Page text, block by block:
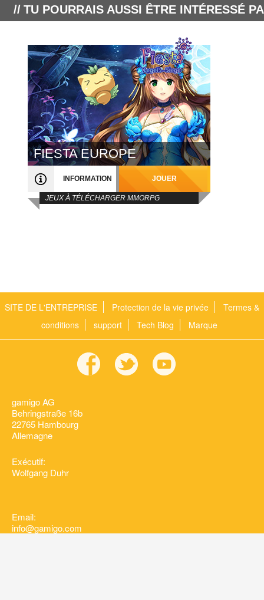
TU POURRAIS AUSSI ÊTRE INTÉRESSÉ
FIESTA EUROPE
INFORMATION JOUER
JEUX À TÉLÉCHARGER MMORPG
SITE DE L'ENTREPRISE Protection de la vie privée
Termes &
conditions
support Tech Blog Marque
gamigo AG
Behringstraße 16b
22765 Hambourg
Allemagne
Exécutif:
Wolfgang Duhr
Email:
info@gamigo.com